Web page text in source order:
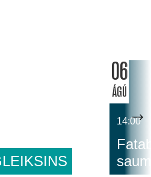
06
ÁGÚ
14:00